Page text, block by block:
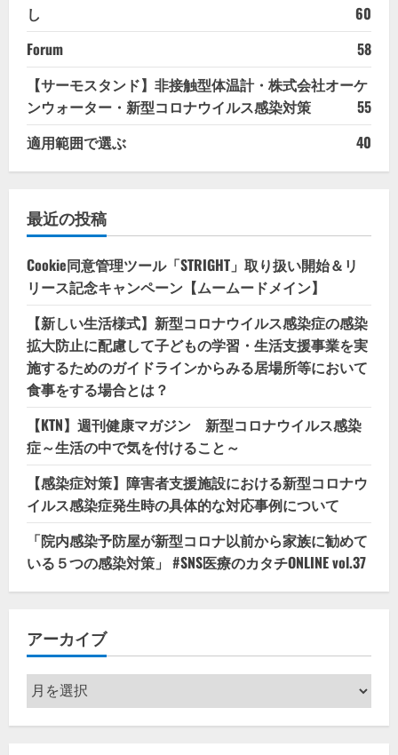
し
60
Forum
58
【サーモスタンド】非接触型体温計・株式会社オーケ
ンウォーター・新型コロナウイルス感染対策
55
適用範囲で選ぶ
40
最近の投稿
Cookie同意管理ツール「STRIGHT」取り扱い開始＆リ
リース記念キャンペーン【ムームードメイン】
【新しい生活様式】新型コロナウイルス感染症の感染
拡大防止に配慮して子どもの学習・生活支援事業を実
施するためのガイドラインからみる居場所等において
食事をする場合とは？
【KTN】週刊健康マガジン 新型コロナウイルス感染
症～生活の中で気を付けること～
【感染症対策】障害者支援施設における新型コロナウ
イルス感染症発生時の具体的な対応事例について
「院内感染予防屋が新型コロナ以前から家族に勧めて
いる５つの感染対策」 #SNS医療のカタチONLINE vol.37
アーカイブ
ア
ー
カ